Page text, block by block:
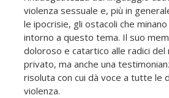
violenza sessuale e, più in
le ipocrisie, gli ostacoli che
intorno a questo tema. Il suo
doloroso e catartico alle radici del
privato, ma anche una
risoluta con cui dà voce a tutte le
violenza.